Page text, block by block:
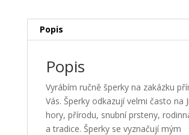
Popis
Popis
Vyrábím ručně šperky na zakázku
Vás. Šperky odkazují velmi často na
hory, přírodu, snubní prsteny,
a tradice. Šperky se vyznačují mým